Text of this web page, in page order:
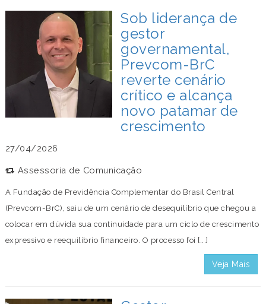
Sob liderança de
gestor
governamental,
Prevcom-BrC
reverte cenário
crítico e alcança
novo patamar de
crescimento
27/04/2026
Assessoria de Comunicação
A Fundação de Previdência Complementar do Brasil Central
(Prevcom-BrC), saiu de um cenário de desequilíbrio que chegou a
colocar em dúvida sua continuidade para um ciclo de crescimento
expressivo e reequilíbrio financeiro. O processo foi [...]
Veja Mais